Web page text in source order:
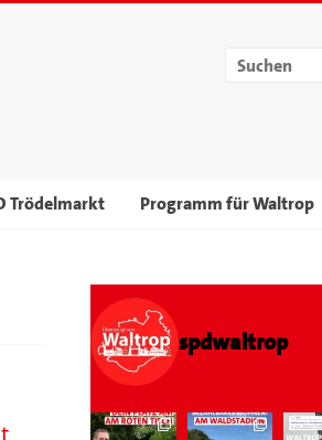
Trödelmarkt Programm für Waltrop
spdwaltrop